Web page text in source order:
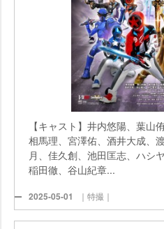
【キャスト】井内悠陽、葉山
相馬理、宮澤佑、酒井大成、
月、佳久創、池田匡志、ハシ
稲田徹、谷山紀章...
2025-05-01 ｜特撮｜